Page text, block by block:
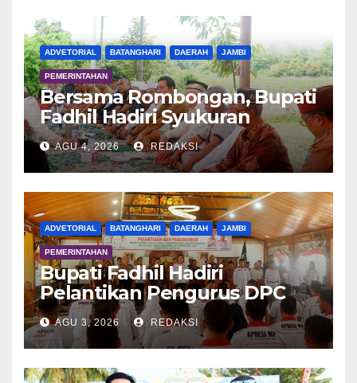
ADVETORIAL BATANGHARI DAERAH JAMBI
PEMERINTAHAN
Bersama Rombongan, Bupati
Fadhil Hadiri Syukuran
Tanam Padi di Terusan
AGU 4, 2026 REDAKSI
ADVETORIAL BATANGHARI DAERAH JAMBI
PEMERINTAHAN
Bupati Fadhil Hadiri
Pelantikan Pengurus DPC
APDESI MP
AGU 3, 2026 REDAKSI